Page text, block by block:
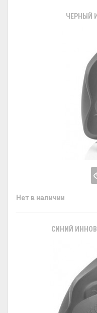
ЧЕРНЫЙ
Нет в наличии
СИНИЙ